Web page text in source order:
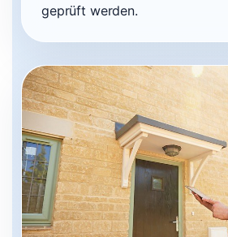
geprüft werden.